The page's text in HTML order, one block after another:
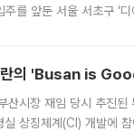
주를 앞둔 서울 서초구 ‘
의 'Busan is
산시장 재임 당시 추진
실 상징체계(CI) 개발에